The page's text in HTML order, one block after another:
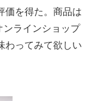
価を得た。商品は
ンラインショップ
わってみて欲しい